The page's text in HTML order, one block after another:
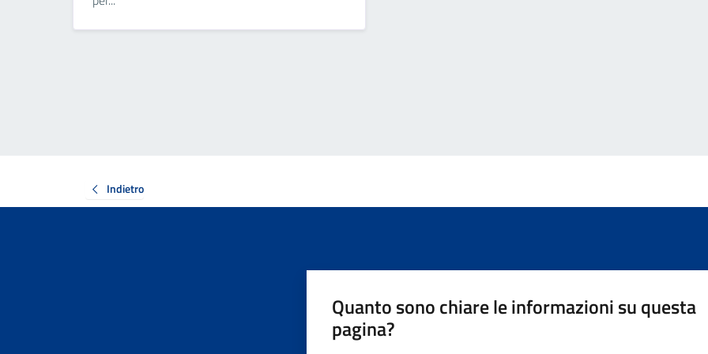
Indietro
Quanto sono chiare le informazioni su questa
pagina?